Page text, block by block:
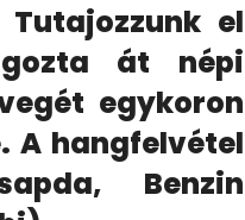
el
át népi
egykoron
A hangfelvétel
Benzin